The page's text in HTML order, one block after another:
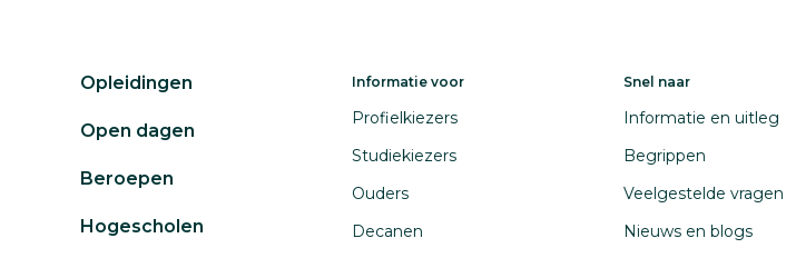
Opleidingen
Open dagen
Beroepen
Hogescholen
Informatie voor
Profielkiezers
Studiekiezers
Ouders
Decanen
Snel naar
Informatie en uitleg
Begrippen
Veelgestelde vragen
Nieuws en blogs